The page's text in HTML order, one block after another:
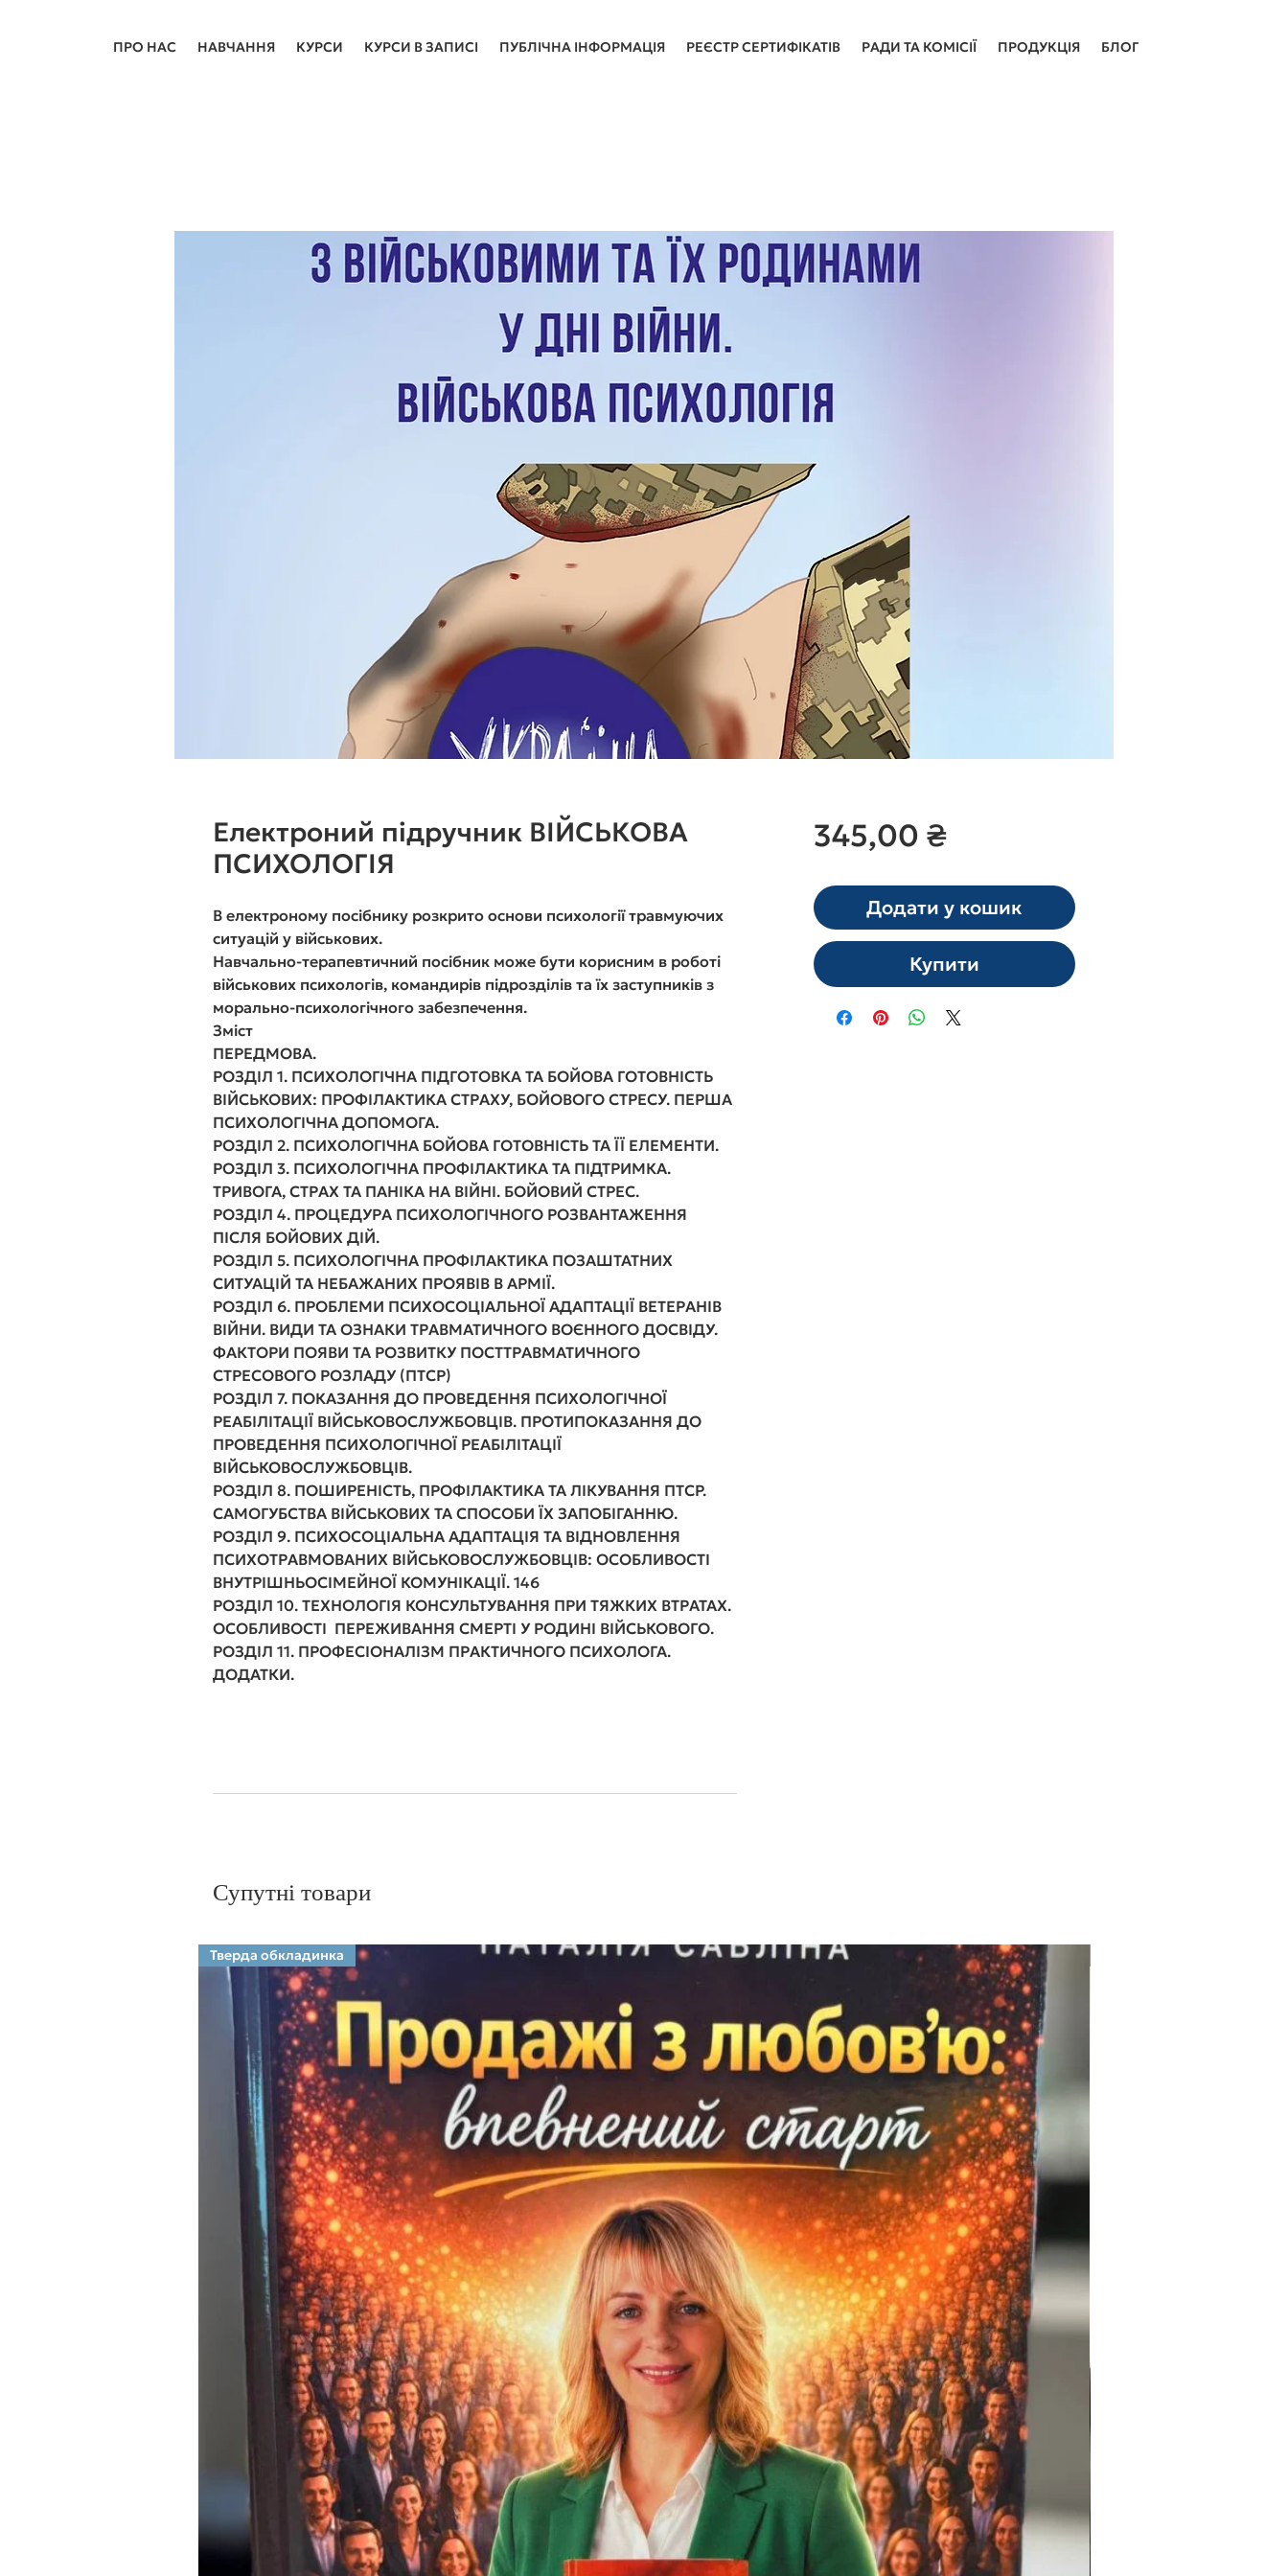
ПРО НАС НАВЧАННЯ КУРСИ КУРСИ В ЗАПИСІ ПУБЛІЧНА ІНФОРМАЦІЯ РЕЄСТР СЕРТИФІКАТІВ РАДИ ТА КОМІСІЇ ПРОДУКЦІЯ БЛОГ
Електроний підручник ВІЙСЬКОВА
ПСИХОЛОГІЯ
В електроному посібнику розкрито основи психології травмуючих
ситуацій у військових.
Навчально-терапевтичний посібник може бути корисним в роботі
військових психологів, командирів підрозділів та їх заступників з
морально-психологічного забезпечення.
Зміст
ПЕРЕДМОВА.
РОЗДІЛ 1. ПСИХОЛОГІЧНА ПІДГОТОВКА ТА БОЙОВА ГОТОВНІСТЬ
ВІЙСЬКОВИХ: ПРОФІЛАКТИКА СТРАХУ, БОЙОВОГО СТРЕСУ. ПЕРША
ПСИХОЛОГІЧНА ДОПОМОГА.
РОЗДІЛ 2. ПСИХОЛОГІЧНА БОЙОВА ГОТОВНІСТЬ ТА ЇЇ ЕЛЕМЕНТИ.
РОЗДІЛ 3. ПСИХОЛОГІЧНА ПРОФІЛАКТИКА ТА ПІДТРИМКА.
ТРИВОГА, СТРАХ ТА ПАНІКА НА ВІЙНІ. БОЙОВИЙ СТРЕС.
РОЗДІЛ 4. ПРОЦЕДУРА ПСИХОЛОГІЧНОГО РОЗВАНТАЖЕННЯ
ПІСЛЯ БОЙОВИХ ДІЙ.
РОЗДІЛ 5. ПСИХОЛОГІЧНА ПРОФІЛАКТИКА ПОЗАШТАТНИХ
СИТУАЦІЙ ТА НЕБАЖАНИХ ПРОЯВІВ В АРМІЇ.
РОЗДІЛ 6. ПРОБЛЕМИ ПСИХОСОЦІАЛЬНОЇ АДАПТАЦІЇ ВЕТЕРАНІВ
ВІЙНИ. ВИДИ ТА ОЗНАКИ ТРАВМАТИЧНОГО ВОЄННОГО ДОСВІДУ.
ФАКТОРИ ПОЯВИ ТА РОЗВИТКУ ПОСТТРАВМАТИЧНОГО
СТРЕСОВОГО РОЗЛАДУ (ПТСР)
РОЗДІЛ 7. ПОКАЗАННЯ ДО ПРОВЕДЕННЯ ПСИХОЛОГІЧНОЇ
РЕАБІЛІТАЦІЇ ВІЙСЬКОВОСЛУЖБОВЦІВ. ПРОТИПОКАЗАННЯ ДО
ПРОВЕДЕННЯ ПСИХОЛОГІЧНОЇ РЕАБІЛІТАЦІЇ
ВІЙСЬКОВОСЛУЖБОВЦІВ.
РОЗДІЛ 8. ПОШИРЕНІСТЬ, ПРОФІЛАКТИКА ТА ЛІКУВАННЯ ПТСР.
САМОГУБСТВА ВІЙСЬКОВИХ ТА СПОСОБИ ЇХ ЗАПОБІГАННЮ.
РОЗДІЛ 9. ПСИХОСОЦІАЛЬНА АДАПТАЦІЯ ТА ВІДНОВЛЕННЯ
ПСИХОТРАВМОВАНИХ ВІЙСЬКОВОСЛУЖБОВЦІВ: ОСОБЛИВОСТІ
ВНУТРІШНЬОСІМЕЙНОЇ КОМУНІКАЦІЇ. 146
РОЗДІЛ 10. ТЕХНОЛОГІЯ КОНСУЛЬТУВАННЯ ПРИ ТЯЖКИХ ВТРАТАХ.
ОСОБЛИВОСТІ ПЕРЕЖИВАННЯ СМЕРТІ У РОДИНІ ВІЙСЬКОВОГО.
РОЗДІЛ 11. ПРОФЕСІОНАЛІЗМ ПРАКТИЧНОГО ПСИХОЛОГА.
ДОДАТКИ.
345,00 ₴Ціна
Додати у кошик
Купити
Супутні товари
Тверда обкладинка